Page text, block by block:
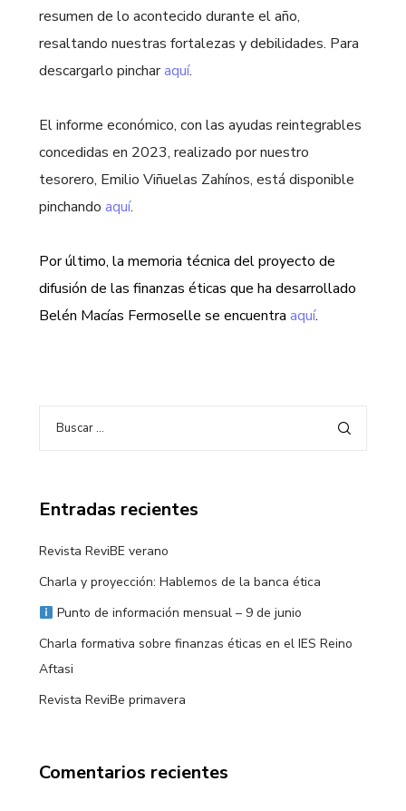
resumen de lo acontecido durante el año,
resaltando nuestras fortalezas y debilidades. Para
descargarlo pincharaquí.
El informe económico, con las ayudas reintegrables
concedidas en 2023, realizado por nuestro
tesorero, Emilio Viñuelas Zahínos, está disponible
pinchando aquí.
Por último, la memoria técnica del proyecto de
difusión de las finanzas éticas que ha desarrollado
Belén Macías Fermoselle se encuentra aquí.
Entradas recientes
Revista ReviBE verano
Charla y proyección: Hablemos de la banca ética
Punto de información mensual – 9 de junio
Charla formativa sobre finanzas éticas en el IES Reino
Aftasi
Revista ReviBe primavera
Comentarios recientes